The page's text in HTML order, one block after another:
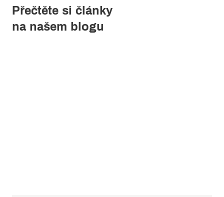
Přečtěte si články
na našem blogu